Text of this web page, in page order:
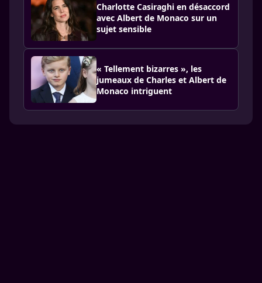
Charlotte Casiraghi en désaccord
avec Albert de Monaco sur un
sujet sensible
« Tellement bizarres », les
jumeaux de Charles et Albert de
Monaco intriguent